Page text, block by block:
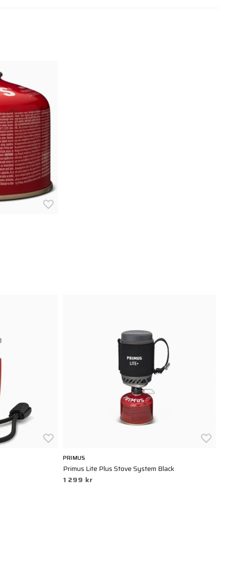
PRIMUS
Primus Lite Plus Stove System Black
1 299 kr